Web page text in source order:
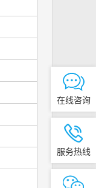
在线咨询
服务热线